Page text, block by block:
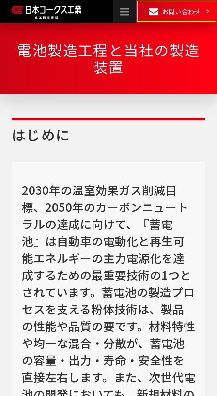
HOME
湿式粉砕・
分散
乾燥･造粒
表面処理・
複合化
冷却
ラボ機、
周辺機器
粉粒体プラント
処理実績
技術情報
受託加工
メンテナンス
お問い合わせ
電池製造工程と当社の製造
装置
はじめに
2030年の温室効果ガス削減目
標、2050年のカーボンニュート
ラルの達成に向けて、『蓄電
池』は自動車の電動化と再生可
能エネルギーの主力電源化を達
成するための最重要技術の1つと
されています。蓄電池の製造プロ
セスを支える粉体技術は、製品
の性能や品質の要です。材料特性
や均一な混合・分散が、蓄電池
の容量・出力・寿命・安全性を
直接左右します。また、次世代電